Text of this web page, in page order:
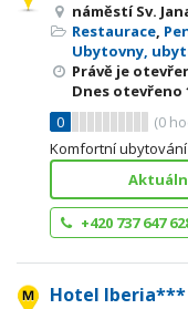
náměstí Sv.
Restaurace,
Ubytovny,
Právě je
Dnes otevřeno
0
(0
Komfortní
+420 737 647
Hotel Iberia***